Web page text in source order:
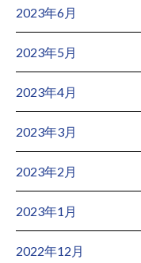
2023年6月
2023年5月
2023年4月
2023年3月
2023年2月
2023年1月
2022年12月